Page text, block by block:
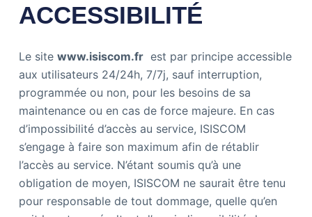
ACCESSIBILITÉ
Le site www.isiscom.frest par principe accessible
aux utilisateurs 24/24h, 7/7j, sauf interruption,
programmée ou non, pour les besoins de sa
maintenance ou en cas de force majeure. En cas
d’impossibilité d’accès au service, ISISCOM
s’engage à faire son maximum afin de rétablir
l’accès au service. N’étant soumis qu’à une
obligation de moyen, ISISCOM ne saurait être tenu
pour responsable de tout dommage, quelle qu’en